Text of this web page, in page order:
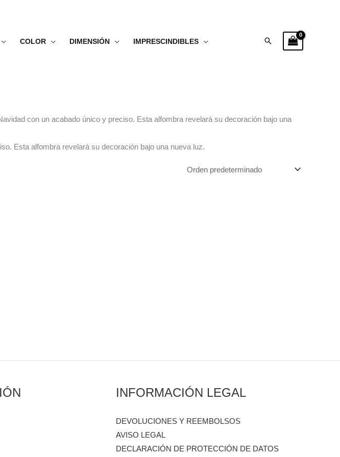
COLOR DIMENSIÓN IMPRESCINDIBLES Buscar
con un acabado único y preciso. Esta alfombra revelará su decoración bajo una
Esta alfombra revelará su decoración bajo una nueva luz.
INFORMACIÓN LEGAL
DEVOLUCIONES Y REEMBOLSOS
AVISO LEGAL
DECLARACIÓN DE PROTECCIÓN DE DATOS